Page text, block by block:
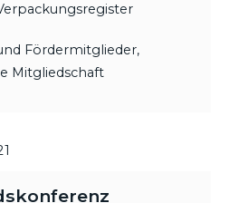
Fördermitglieder,
Mitgliedschaft